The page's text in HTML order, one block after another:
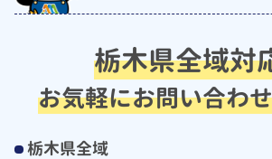
栃木県全域対
お気軽にお問い合わ
栃木県全域